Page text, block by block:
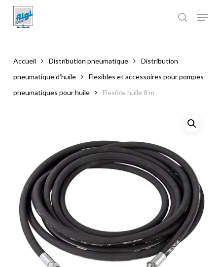
main
Accueil Distribution pneumatique
Distribution
pneumatique d’huile
Flexibles et accessoires pour pompes
pneumatiques pour huile
Flexible huile 8 m